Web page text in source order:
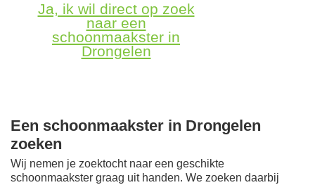
Ja, ik wil direct op zoek
naar een
schoonmaakster in
Drongelen
Een schoonmaakster in Drongelen
zoeken
Wij nemen je zoektocht naar een geschikte
schoonmaakster graag uit handen. We zoeken daarbij